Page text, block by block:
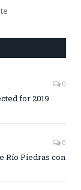
0
for 2019
0
Río Piedras con